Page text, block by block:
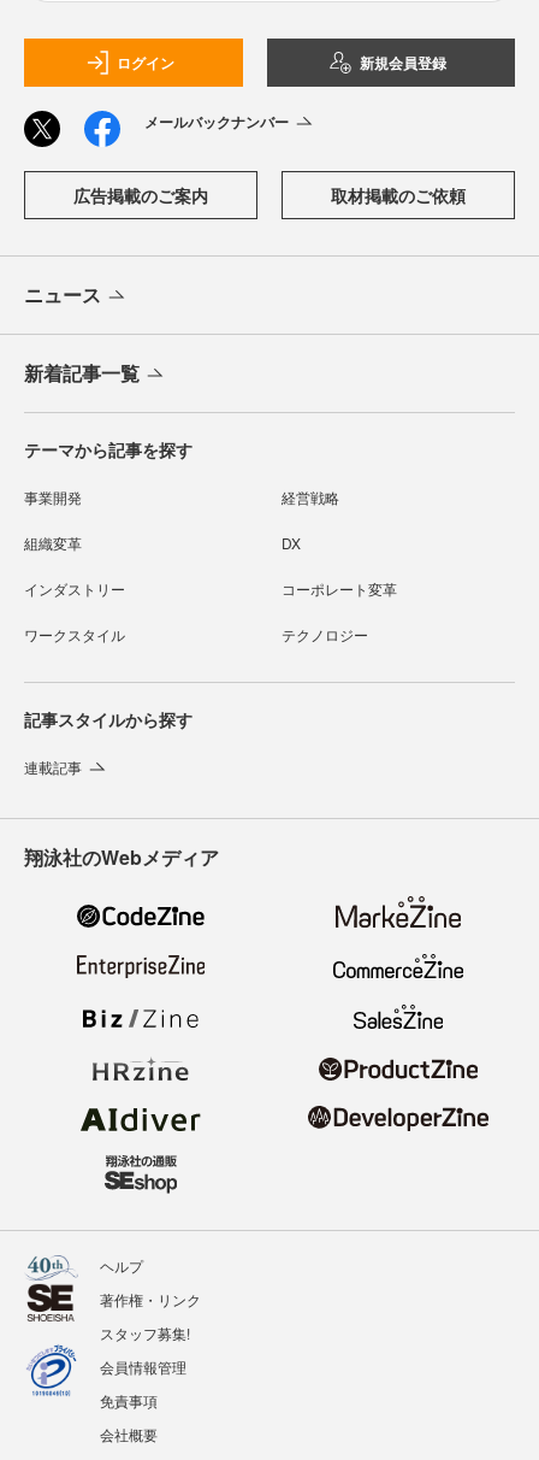
ログイン 新規会員登録
メールバックナンバー
広告掲載のご案内 取材掲載のご依頼
ニュース
新着記事一覧
テーマから記事を探す
事業開発 経営戦略
組織変革 DX
インダストリー コーポレート変革
ワークスタイル テクノロジー
記事スタイルから探す
連載記事
翔泳社のWebメディア
ヘルプ
著作権・リンク
スタッフ募集!
会員情報管理
免責事項
会社概要